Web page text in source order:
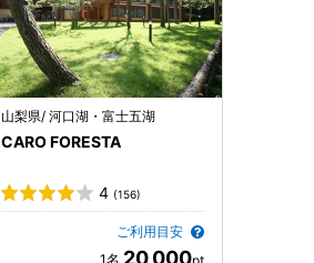
山梨県/ 河口湖・富士五湖
CARO FORESTA
4 (156)
ご利用目安
20,000